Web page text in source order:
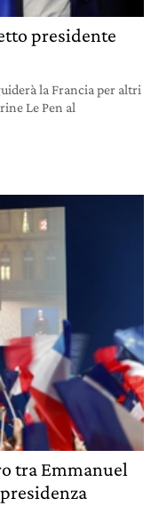
presidente
la Francia per altri
Le Pen al
tra Emmanuel